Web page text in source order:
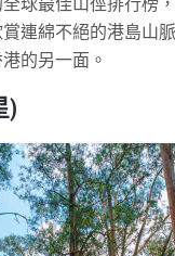
連綿不絕的港島山
的另一面。
)